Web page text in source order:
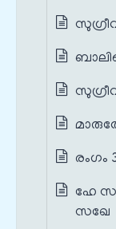
രംഗം
ഹേ
സഖേ